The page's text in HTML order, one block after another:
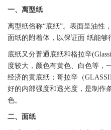
一、离型纸
离型纸俗称“底纸”。表面呈油性
面纸的附着体，以保证面 纸能够
底纸又分普通底纸和格拉辛
度较大，颜色有黄色、白色等，
经济的黄底纸；哥拉辛（
好的内部强度和透光度，是制作
色。
二、面纸